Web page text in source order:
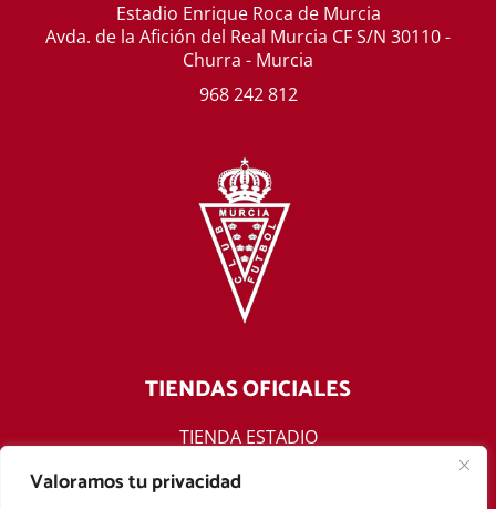
Valoramos tu privacidad
Estadio Enrique Roca de Murcia
Avda. de la Afición del Real Murcia CF S/N 30110 -
Churra - Murcia
968 242 812
TIENDAS OFICIALES
TIENDA ESTADIO
TIENDA ONLINE